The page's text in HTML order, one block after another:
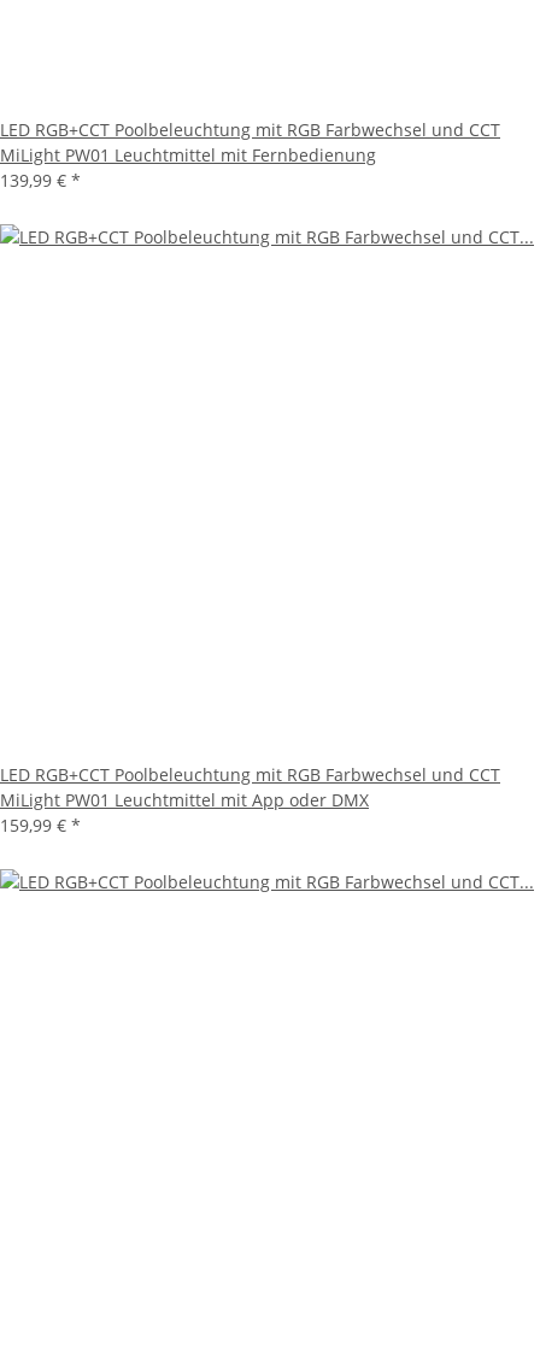
LED RGB+CCT Poolbeleuchtung mit RGB Farbwechsel und CCT
MiLight PW01 Leuchtmittel mit Fernbedienung
139,99 € *
LED RGB+CCT Poolbeleuchtung mit RGB Farbwechsel und CCT
MiLight PW01 Leuchtmittel mit App oder DMX
159,99 € *